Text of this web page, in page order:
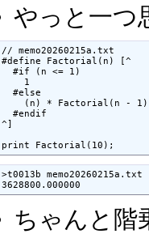
やっと一つ
// memo20260215a.txt
#define Factorial(n) [^
  #if (n <= 1)
    1
  #else
    (n) * Factorial(n - 1)
  #endif
^]
print Factorial(10);
>t0013b memo20260215a.txt
3628800.000000
ちゃんと階